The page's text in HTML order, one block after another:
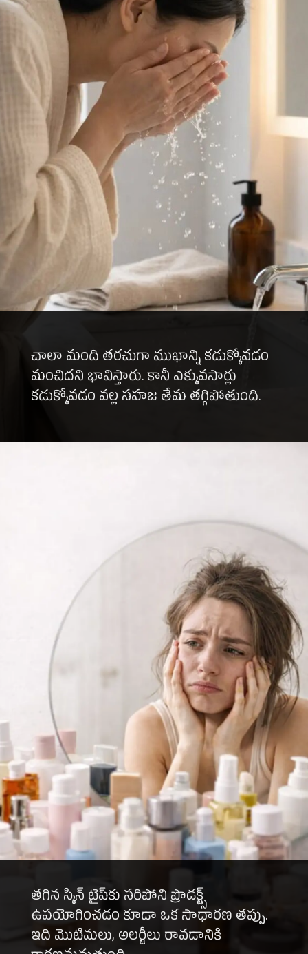
చాలా మంది తరచుగా ముఖాన్ని కడుక్కోవడం
మంచిదని భావిస్తారు. కానీ ఎక్కువసార్లు
కడుక్కోవడం వల్ల సహజ తేమ తగ్గిపోతుంది.
తగిన స్కిన్ టైప్‌కు సరిపోని ప్రొడక్ట్స్
ఉపయోగించడం కూడా ఒక సాధారణ తప్పు.
ఇది మొటిమలు, అలర్జీలు రావడానికి